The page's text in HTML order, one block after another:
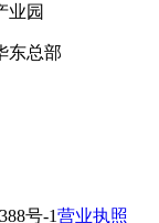
业园
东总部
号-1营业执照